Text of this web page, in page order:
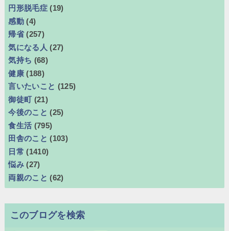
円形脱毛症 (19)
感動 (4)
帰省 (257)
気になる人 (27)
気持ち (68)
健康 (188)
言いたいこと (125)
御徒町 (21)
今後のこと (25)
食生活 (795)
田舎のこと (103)
日常 (1410)
悩み (27)
両親のこと (62)
このブログを検索